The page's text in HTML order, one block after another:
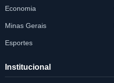
Economia
Minas Gerais
Esportes
Institucional